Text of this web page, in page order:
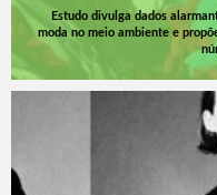
Estudo divulga dados
moda no meio ambiente e